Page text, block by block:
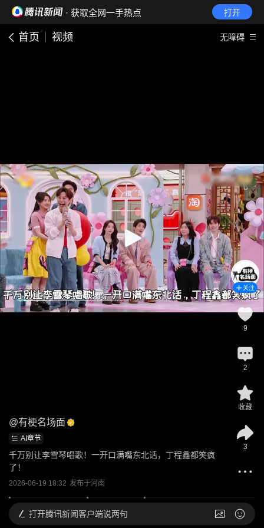
· 获取全网一手热点 打开
首页 视频 无障碍
@有梗名场面
AI章节
千万别让李雪琴唱歌！一开口满嘴东北话，丁程鑫都笑疯
了！
2026-06-19 18:32 发布于河南
关注
9
2
收藏
3
打开腾讯新闻客户端说两句